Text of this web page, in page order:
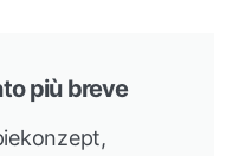
più breve